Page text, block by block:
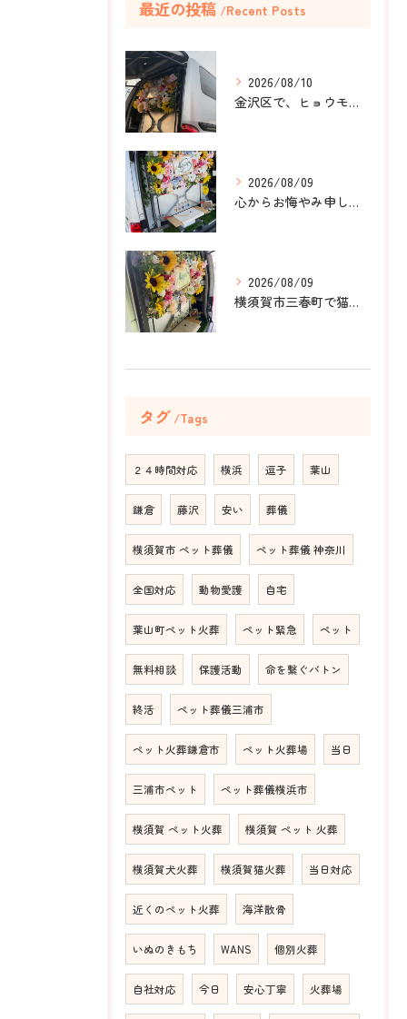
最近の投稿 Recent Posts
2026/08/10
金沢区で、ヒョウモントカゲモドキのラテちゃんのペット火葬のお...
2026/08/09
心からお悔やみ申し上げます。
2026/08/09
横須賀市三春町で猫ちゃんのペット葬儀、ペット火葬をお手伝いさ...
タグ Tags
２４時間対応 横浜 逗子 葉山
鎌倉 藤沢 安い 葬儀
横須賀市 ペット葬儀 ペット葬儀 神奈川
全国対応 動物愛護 自宅
葉山町ペット火葬 ペット緊急 ペット
無料相談 保護活動 命を繋ぐバトン
終活 ペット葬儀三浦市
ペット火葬鎌倉市 ペット火葬場 当日
三浦市ペット ペット葬儀横浜市
横須賀 ペット火葬 横須賀 ペット 火葬
横須賀犬火葬 横須賀猫火葬 当日対応
近くのペット火葬 海洋散骨
いぬのきもち WANS 個別火葬
自社対応 今日 安心丁寧 火葬場